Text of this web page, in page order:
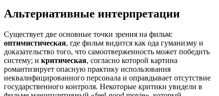
Альтернативные интерпретации
Существует две основные точки зрения на фильм:
оптимистическая, где фильм видится как ода гуманизму и
доказательство того, что самоотверженность может победить
систему; и критическая, согласно которой картина
романтизирует опасную практику использования
неквалифицированного персонала и оправдывает отсутствие
государственного контроля. Некоторые критики увидели в